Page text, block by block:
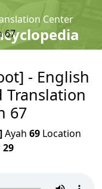
Center
67
- English
Translation
67
Ayah 69 Location
29